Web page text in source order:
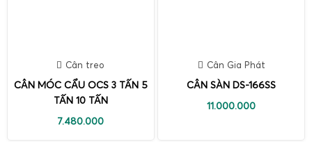
Cân treo
CÂN MÓC CẨU OCS 3 TẤN 5
TẤN 10 TẤN
7.480.000
Cân Gia Phát
CÂN SÀN DS-166SS
11.000.000